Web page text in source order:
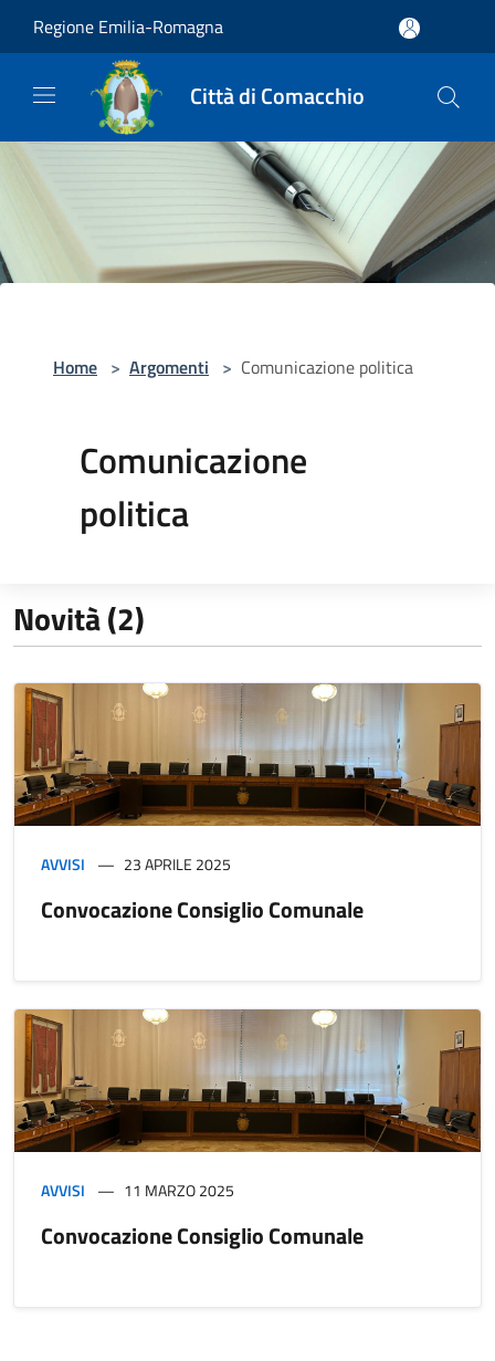
Regione Emilia-Romagna
Città di Comacchio
Home > Argomenti > Comunicazione politica
Comunicazione
politica
Novità (2)
AVVISI 23 APRILE 2025
Convocazione Consiglio Comunale
AVVISI 11 MARZO 2025
Convocazione Consiglio Comunale